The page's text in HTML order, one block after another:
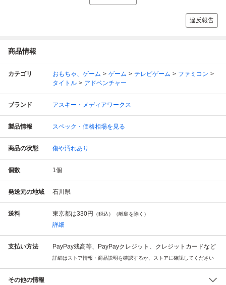
違反報告
商品情報
カテゴリ おもちゃ、ゲーム ゲーム テレビゲーム
ファミコン
タイトル
アドベンチャー
ブランド アスキー・メディアワークス
製品情報 スペック・価格相場を見る
商品の状態 傷や汚れあり
個数 1個
発送元の地域 石川県
送料 東京都は330円 （税込）（離島を除く）
詳細
支払い方法 PayPay残高等、PayPayクレジット、クレジットカードなど
詳細はストア情報・商品説明を確認するか、ストアに確認してください
その他の情報